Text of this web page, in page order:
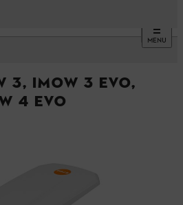
MENU
iMOW 3 EVO,
4 EVO